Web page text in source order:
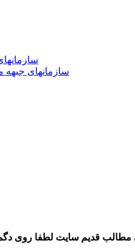
-
- سازمانهای
مطالب قدیم سایت لطفا روی